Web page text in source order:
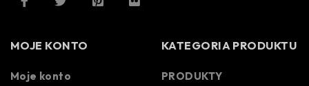
MOJE KONTO
Moje konto
KATEGORIA PRODUKTU
PRODUKTY